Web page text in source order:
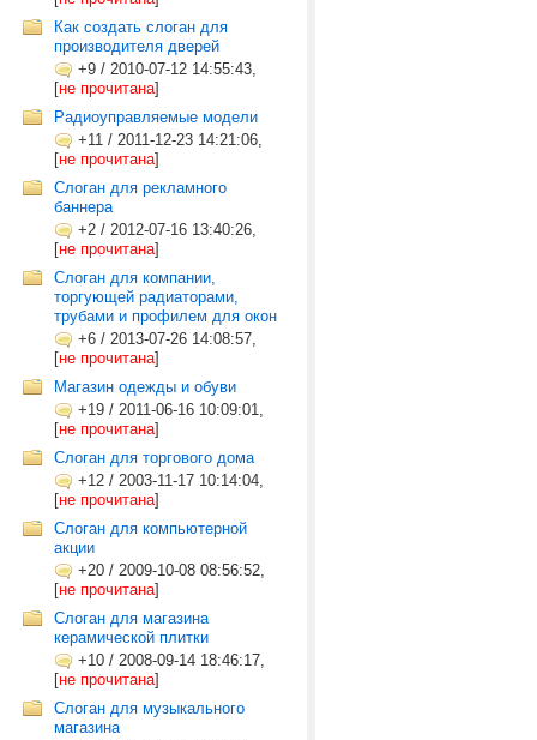
Как создать слоган для
производителя дверей
+9 / 2010-07-12 14:55:43,
[не прочитана]
Радиоуправляемые модели
+11 / 2011-12-23 14:21:06,
[не прочитана]
Слоган для рекламного
баннера
+2 / 2012-07-16 13:40:26,
[не прочитана]
Слоган для компании,
торгующей радиаторами,
трубами и профилем для окон
+6 / 2013-07-26 14:08:57,
[не прочитана]
Магазин одежды и обуви
+19 / 2011-06-16 10:09:01,
[не прочитана]
Слоган для торгового дома
+12 / 2003-11-17 10:14:04,
[не прочитана]
Слоган для компьютерной
акции
+20 / 2009-10-08 08:56:52,
[не прочитана]
Слоган для магазина
керамической плитки
+10 / 2008-09-14 18:46:17,
[не прочитана]
Слоган для музыкального
магазина